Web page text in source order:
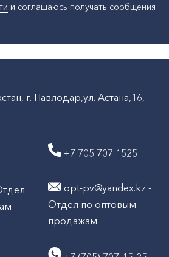
и соглашаюсь получать сообщения
г. Павлодар,ул. Астана,16,
+7 705 707 1525
opt-pv@yandex.kz -
Отдел по оптовым
продажам